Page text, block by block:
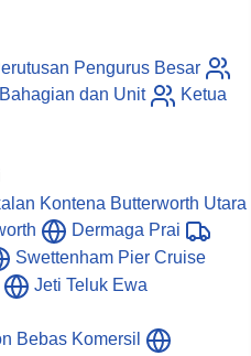
Pengurus Besar
dan Unit
Ketua
Kontena Butterworth Utara
Dermaga Prai
Swettenham Pier Cruise
Jeti Teluk Ewa
Bebas Komersil